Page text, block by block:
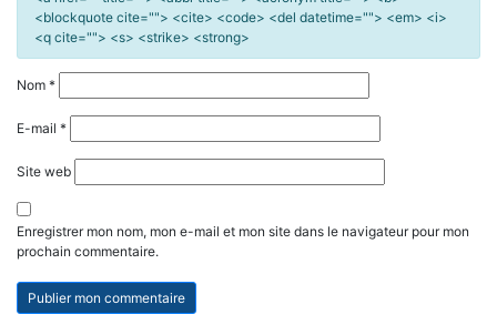
<blockquote cite=""> <cite> <code> <del datetime=""> <em> <i>
<q cite=""> <s> <strike> <strong>
Nom *
E-mail *
Site web
Enregistrer mon nom, mon e-mail et mon site dans le navigateur pour mon
prochain commentaire.